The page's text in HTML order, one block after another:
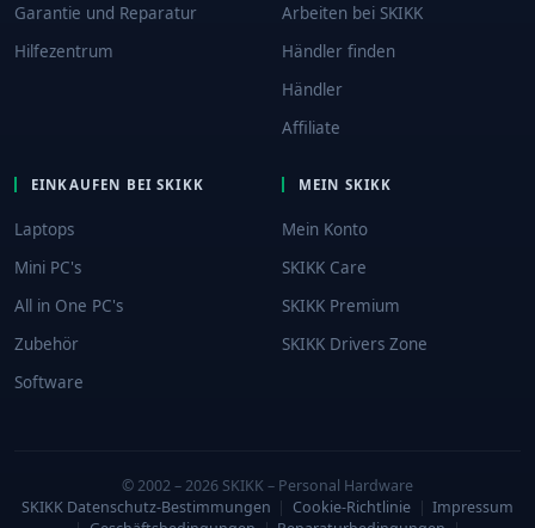
Garantie und Reparatur
Hilfezentrum
Arbeiten bei SKIKK
Händler finden
Händler
Affiliate
EINKAUFEN BEI SKIKK
Laptops
Mini PC's
All in One PC's
Zubehör
Software
MEIN SKIKK
Mein Konto
SKIKK Care
SKIKK Premium
SKIKK Drivers Zone
© 2002 – 2026 SKIKK – Personal Hardware
SKIKK Datenschutz-Bestimmungen | Cookie-Richtlinie | Impressum